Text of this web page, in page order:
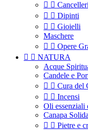
 
  Dipinti
  Gioielli
Maschere
  Opere
  NATURA
Acque
Candele e
  Cura del
  Incensi
Oli essenziali
Canapa
  Pietre e